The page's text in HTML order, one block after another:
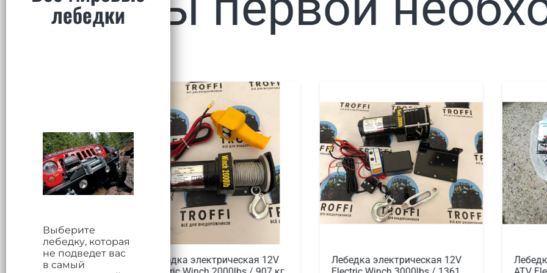
Лебедка электрическая 12V
Лебедка электрическая 12V
Лебедка электрическая 12V
Выберите
лебедку, которая
не подведет вас
в самый